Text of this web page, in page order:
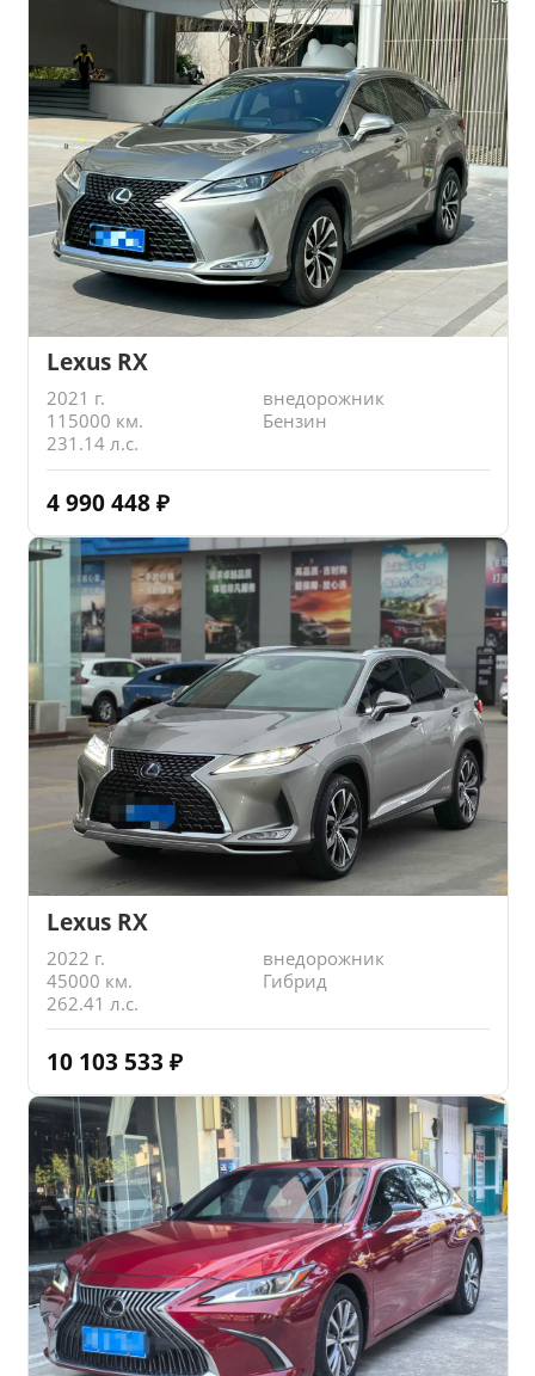
Lexus RX
2021 г.
внедорожник
115000 км.
Бензин
231.14 л.с.
4 990 448 ₽
Lexus RX
2022 г.
внедорожник
45000 км.
Гибрид
262.41 л.с.
10 103 533 ₽